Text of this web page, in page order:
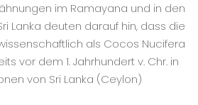
im Ramayana und in den
Lanka deuten darauf hin, dass die
als Cocos Nucifera
vor dem 1. Jahrhundert v. Chr. in
von Sri Lanka (Ceylon)